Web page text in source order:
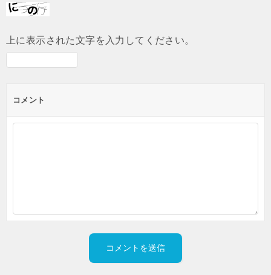
上に表示された文字を入力してください。
コメント